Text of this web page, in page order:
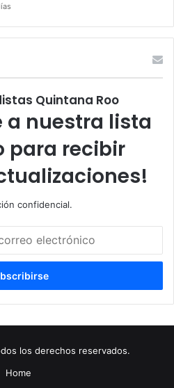
Quintana Roo
a nuestra lista
para recibir
confidencial.
los derechos reservados.
Home